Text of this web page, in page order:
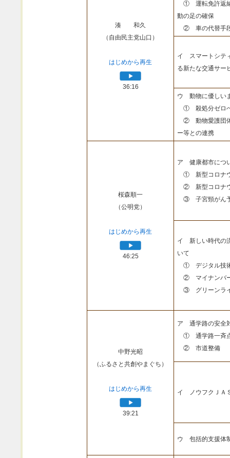
湊 和久
（自由民主党山口）
はじめから再生
36:16
① 運転免許返納
動の足の確保
② 車の代替手段
イ スマートシテ
る新たな交通サー
ウ 動物に優しい
① 殺処分ゼロへ
② 動物愛護団体
ー等との連携
桜森順一
（公明党）
はじめから再生
46:25
ア 健康都市につ
① 新型コロナウ
② 新型コロナウ
③ 子宮頸がん予
イ 新しい時代の
いて
① デジタル技
② マイナンバ
③ グリーンライ
中野光昭
（ふるさと共創やまぐち）
はじめから再生
39:21
ア 通学路の安全
① 通学路一斉
② 市道整備
イ ノウフクＪＡ
ウ 包括的支援体